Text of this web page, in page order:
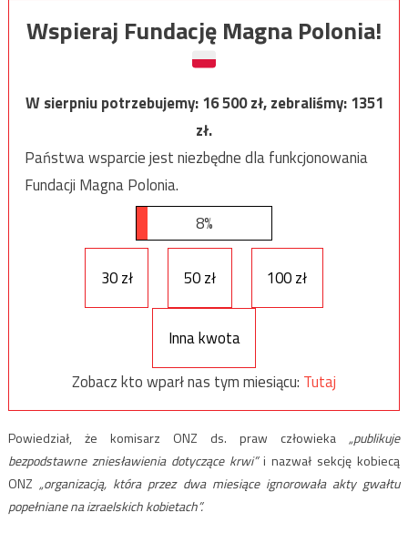
Wspieraj Fundację Magna Polonia!
W sierpniu potrzebujemy:16 500zł, zebraliśmy:1351
zł.
Państwa wsparcie jest niezbędne dla funkcjonowania
Fundacji Magna Polonia.
8%
30 zł 50 zł 100 zł
Inna kwota
Zobacz kto wparł nas tym miesiącu: Tutaj
Powiedział, że komisarz ONZ ds. praw człowieka„publikuje
bezpodstawne zniesławienia dotyczące krwi”i nazwał sekcję kobiecą
ONZ„organizacją, która przez dwa miesiące ignorowała akty gwałtu
popełniane na izraelskich kobietach”.